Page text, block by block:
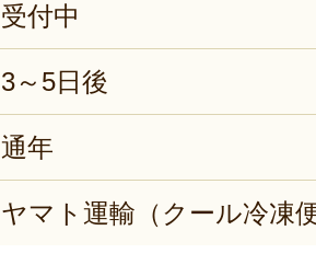
受付中
3～5日後
通年
ヤマト運輸（クール冷凍